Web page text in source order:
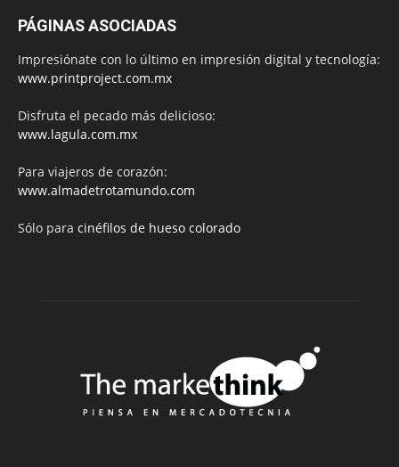
PÁGINAS ASOCIADAS
Impresiónate con lo último en impresión digital y tecnología:
www.printproject.com.mx
Disfruta el pecado más delicioso:
www.lagula.com.mx
Para viajeros de corazón:
www.almadetrotamundo.com
Sólo para cinéfilos de hueso colorado